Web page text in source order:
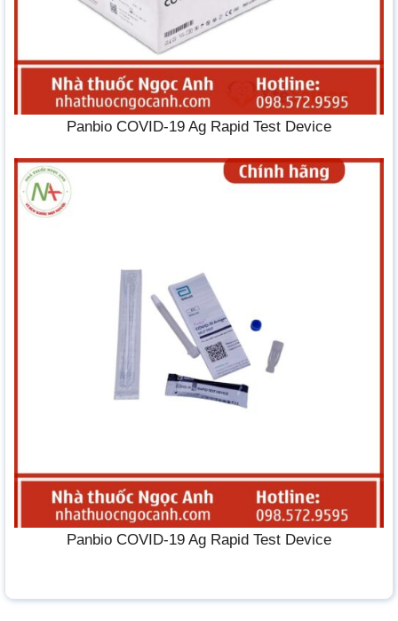
Panbio COVID-19 Ag Rapid Test Device
Panbio COVID-19 Ag Rapid Test Device